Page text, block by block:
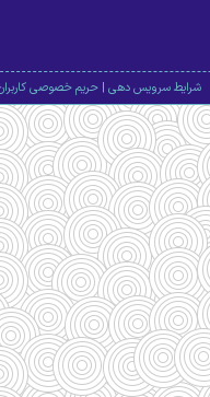
شرایط سرویس دهی |حریم خصوصی